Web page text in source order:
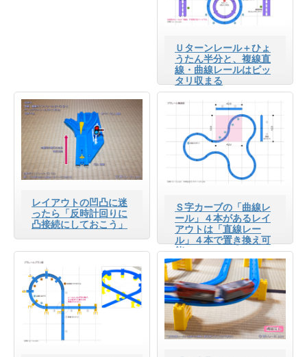
Ｕターンレール＋ひょ
うたん半分と、複線直
線・曲線レールはピッ
タリ収まる
レイアウトの凹凸に迷
ったら「反時計回りに
凸接続にしておこう」
Ｓ字カーブの「曲線レ
ール」４本があるレイ
アウトは「直線レー
ル」４本で置き換え可
能